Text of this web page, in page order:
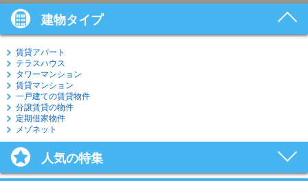
建物タイプ
賃貸アパート
テラスハウス
タワーマンション
賃貸マンション
一戸建ての賃貸物件
分譲賃貸の物件
定期借家物件
メゾネット
人気の特集